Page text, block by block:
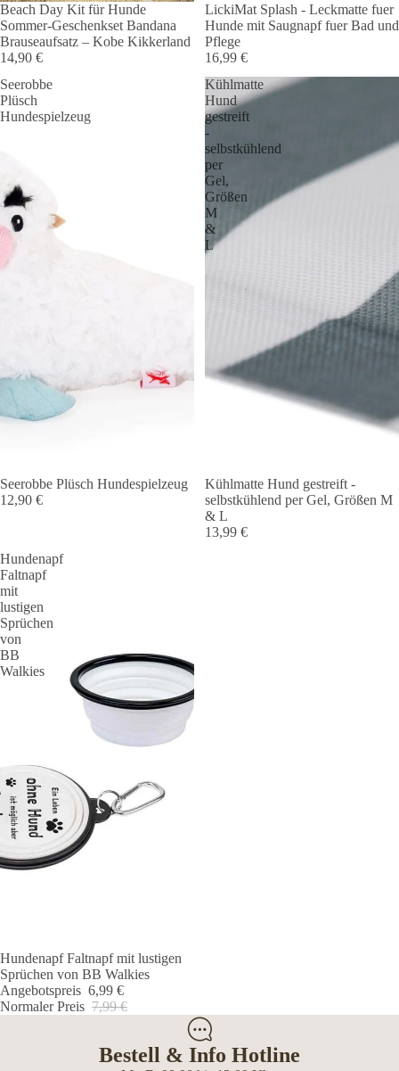
Beach Day Kit für Hunde
Sommer-Geschenkset Bandana
Brauseaufsatz – Kobe Kikkerland
14,90 €
LickiMat Splash - Leckmatte fuer
Hunde mit Saugnapf fuer Bad und
Pflege
16,99 €
Seerobbe
Plüsch
Hundespielzeug
Seerobbe Plüsch Hundespielzeug
12,90 €
Kühlmatte
Hund
gestreift
-
selbstkühlend
per
Gel,
Größen
M
&
L
Kühlmatte Hund gestreift -
selbstkühlend per Gel, Größen M
& L
13,99 €
Hundenapf
Faltnapf
mit
lustigen
Sprüchen
von
BB
Walkies
Angebot 🐾
Hundenapf Faltnapf mit lustigen
Sprüchen von BB Walkies
Angebotspreis 6,99 €
Normaler Preis 7,99 €
Bestell & Info Hotline